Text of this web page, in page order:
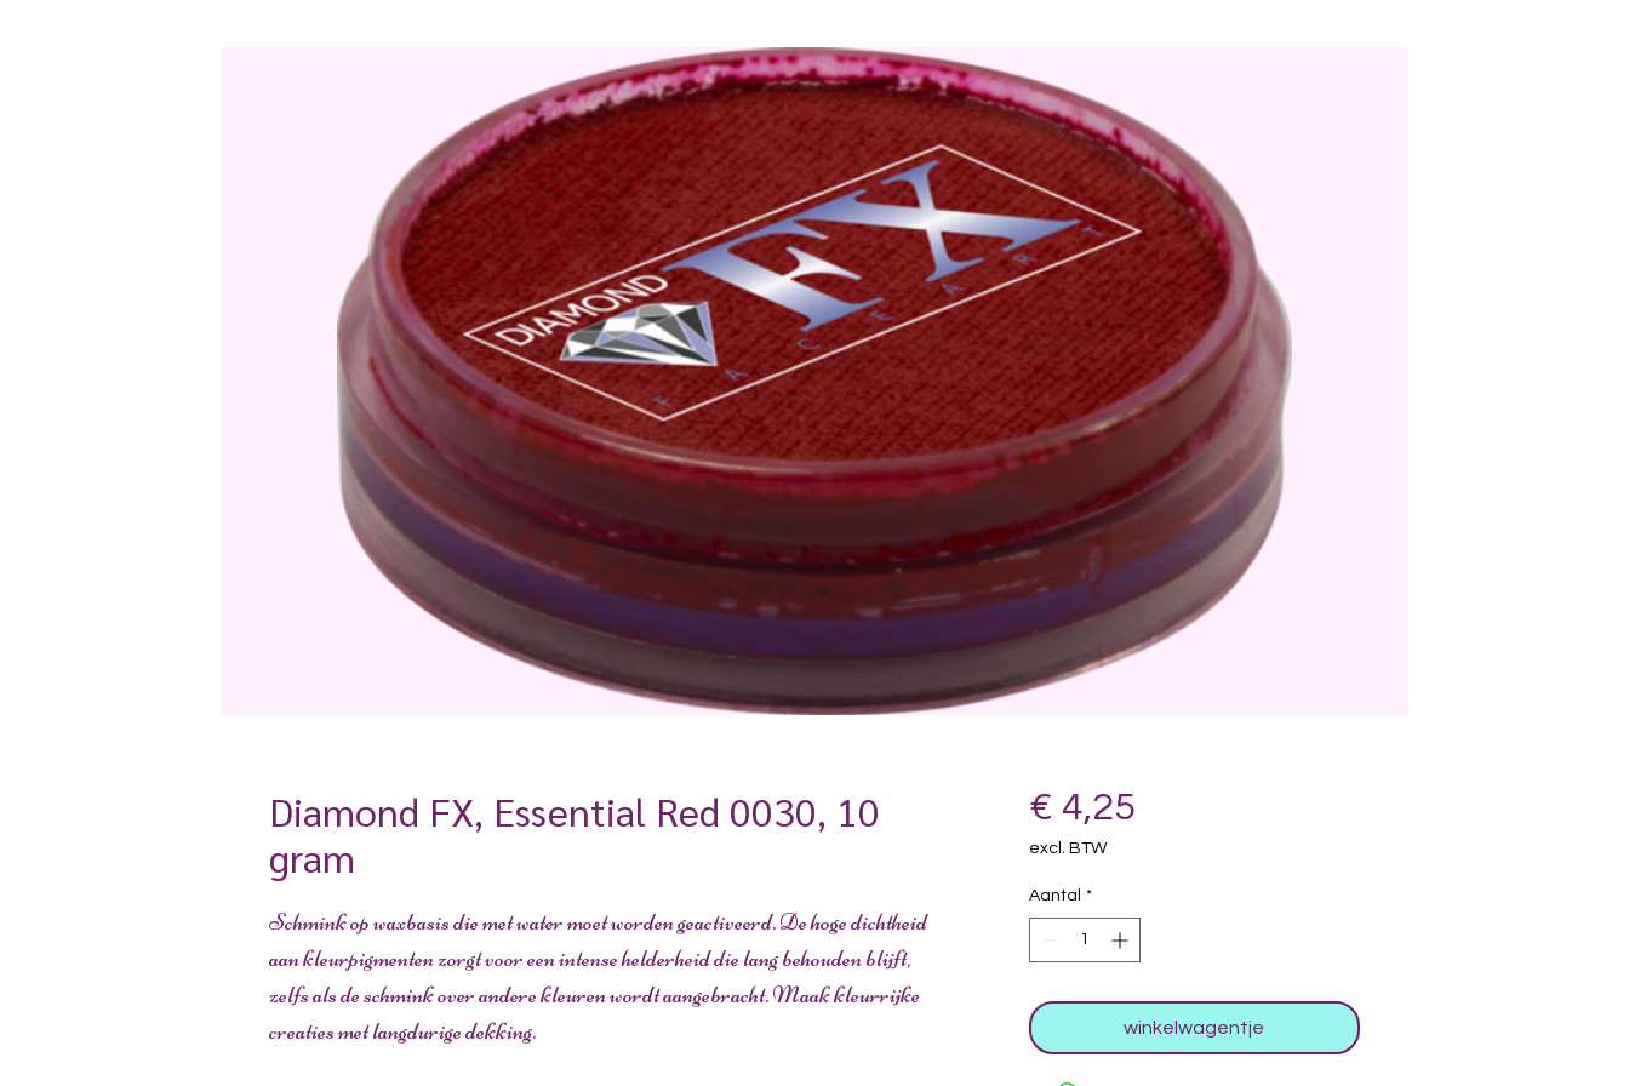
Diamond FX, Essential Red 0030, 10
gram
Schmink op waxbasis die met water moet worden geactiveerd. De hoge dichtheid
aan kleurpigmenten zorgt voor een intense helderheid die lang behouden blijft,
zelfs als de schmink over andere kleuren wordt aangebracht. Maak kleurrijke
creaties met langdurige dekking.
€ 4,25Prijs
excl. BTW
Aantal *
winkelwagentje